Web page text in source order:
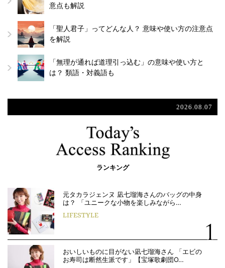
意点も解説
「聖人君子」ってどんな人？ 意味や使い方の注意点
を解説
「無理が通れば道理引っ込む」の意味や使い方と
は？ 類語・対義語も
2026.08.07
ランキング
元タカラジェンヌ 凪七瑠海さんのバッグの中身
は？ 「ユニークな小物を楽しみながら…
LIFESTYLE
おいしいものに目がない凪七瑠海さん 「エビの
お寿司は断然生派です」【宝塚歌劇団O…